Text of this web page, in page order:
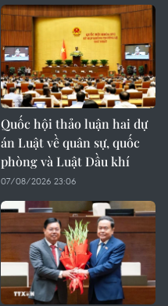
Quốc hội thảo luận hai dự
án Luật về quân sự, quốc
phòng và Luật Dầu khí
07/08/2026 23:06